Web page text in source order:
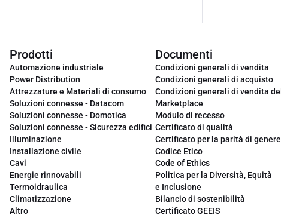
Prodotti
Automazione industriale
Power Distribution
Attrezzature e Materiali di consumo
Soluzioni connesse - Datacom
Soluzioni connesse - Domotica
Soluzioni connesse - Sicurezza edifici
Illuminazione
Installazione civile
Cavi
Energie rinnovabili
Termoidraulica
Climatizzazione
Altro
Documenti
Condizioni generali di vendita
Condizioni generali di acquisto
Condizioni generali di vendita del
Marketplace
Modulo di recesso
Certificato di qualità
Certificato per la parità di genere
Codice Etico
Code of Ethics
Politica per la Diversità, Equità
e Inclusione
Bilancio di sostenibilità
Certificato GEEIS